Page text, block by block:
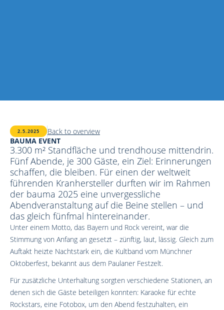
2.5.2025
Back to overview
BAUMA EVENT
3.300 m² Standfläche und trendhouse mittendrin.
Fünf Abende, je 300 Gäste, ein Ziel: Erinnerungen
schaffen, die bleiben. Für einen der weltweit
führenden Kranhersteller durften wir im Rahmen
der bauma 2025 eine unvergessliche
Abendveranstaltung auf die Beine stellen – und
das gleich fünfmal hintereinander.
Unter einem Motto, das Bayern und Rock vereint, war die
Stimmung von Anfang an gesetzt – zünftig, laut, lässig. Gleich zum
Auftakt heizte Nachtstark ein, die Kultband vom Münchner
Oktoberfest, bekannt aus dem Paulaner Festzelt.
Für zusätzliche Unterhaltung sorgten verschiedene Stationen, an
denen sich die Gäste beteiligen konnten: Karaoke für echte
Rockstars, eine Fotobox, um den Abend festzuhalten, ein